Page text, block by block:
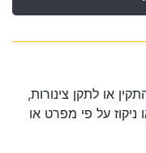
או לתקן צינורות,
ניקוז על פי מפרט או